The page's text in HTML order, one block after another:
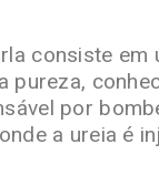
consiste
pureza,
por
a ureia é